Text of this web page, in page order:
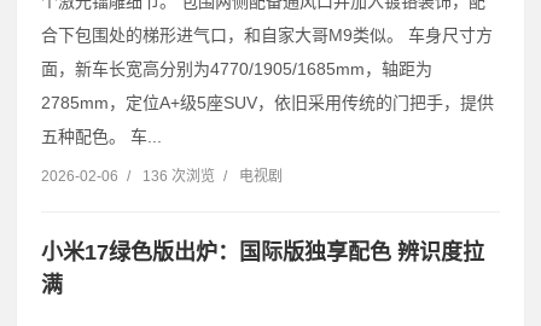
合下包围处的梯形进气口，和自家大哥M9类似。 车身尺寸方
面，新车长宽高分别为4770/1905/1685mm，轴距为
2785mm，定位A+级5座SUV，依旧采用传统的门把手，提供
五种配色。 车...
2026-02-06 / 136 次浏览 / 电视剧
小米17绿色版出炉：国际版独享配色 辨识度拉
满